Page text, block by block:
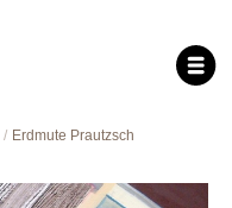
Erdmute Prautzsch